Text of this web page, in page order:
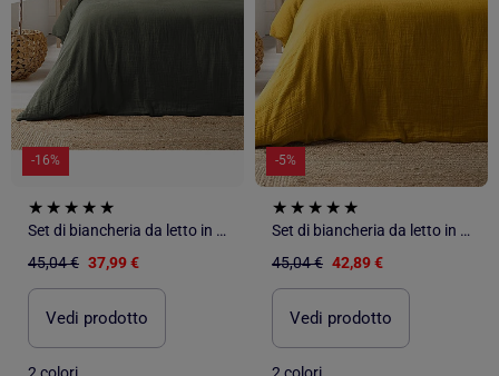
-16%
Set di biancheria da letto in garza di cotone
45,04 € 37,99 €
Vedi prodotto
-5%
Set di biancheria da letto in garza di cotone
45,04 € 42,89 €
Vedi prodotto